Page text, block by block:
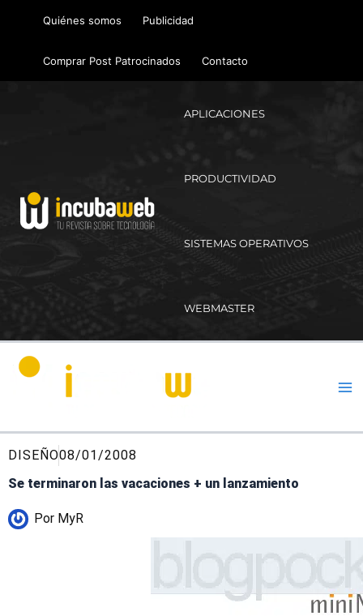
Quiénes somos Publicidad
Comprar Post Patrocinados Contacto
APLICACIONES
PRODUCTIVIDAD
SISTEMAS OPERATIVOS
WEBMASTER
DISEÑO08/01/2008
Se terminaron las vacaciones + un lanzamiento
Por MyR